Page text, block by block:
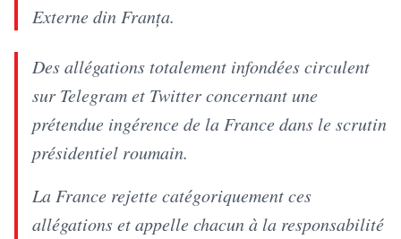
Externe din Franța.
Des allégations totalement infondées circulent
sur Telegram et Twitter concernant une
prétendue ingérence de la France dans le scrutin
présidentiel roumain.
La France rejette catégoriquement ces
allégations et appelle chacun à la responsabilité